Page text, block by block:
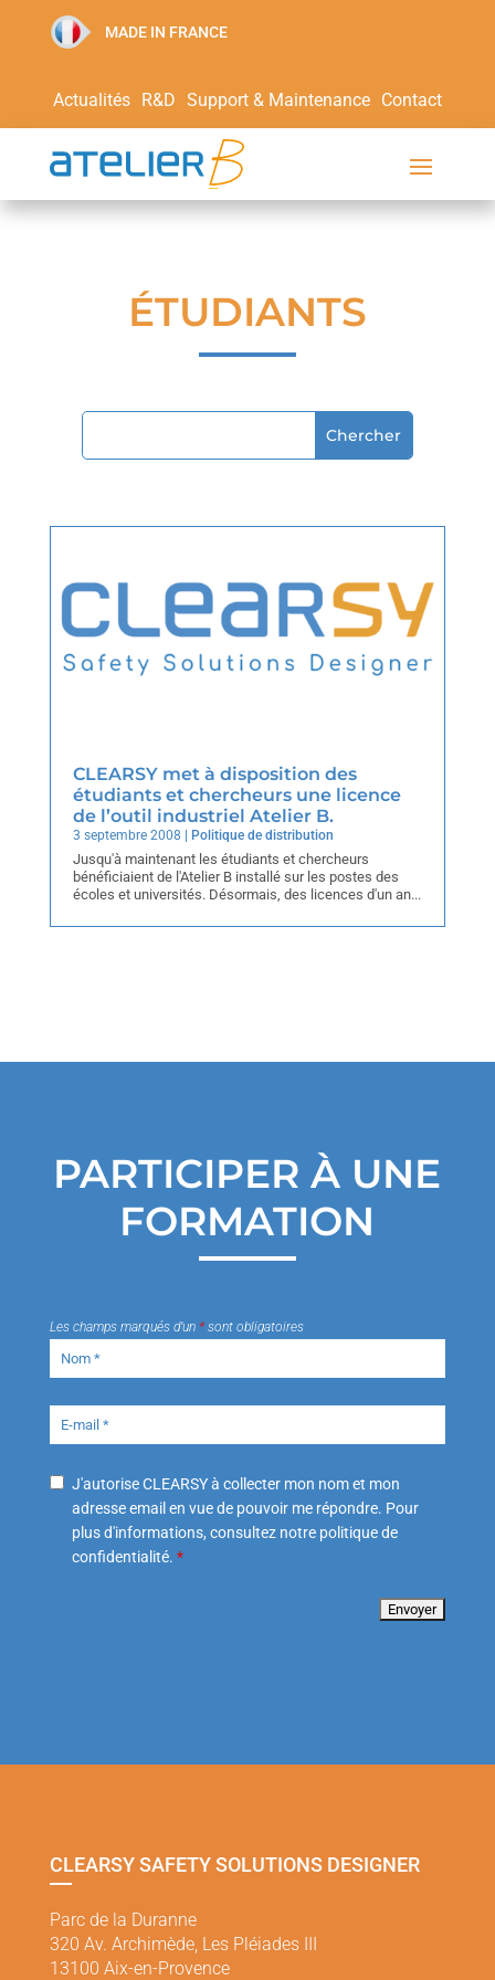
MADE IN FRANCE
Actualités R&D Support & Maintenance Contact
ÉTUDIANTS
CLEARSY met à disposition des
étudiants et chercheurs une licence
de l’outil industriel Atelier B.
3 septembre 2008 Politique de distribution
Jusqu'à maintenant les étudiants et chercheurs
bénéficiaient de l'Atelier B installé sur les postes des
écoles et universités. Désormais, des licences d'un an...
PARTICIPER À UNE
FORMATION
Les champs marqués d’un *sont obligatoires
J'autorise CLEARSY à collecter mon nom et mon
adresse email en vue de pouvoir me répondre. Pour
plus d'informations, consultez notre politique de
confidentialité. *
CLEARSY SAFETY SOLUTIONS DESIGNER
Parc de la Duranne
320 Av. Archimède, Les Pléiades III
13100 Aix-en-Provence